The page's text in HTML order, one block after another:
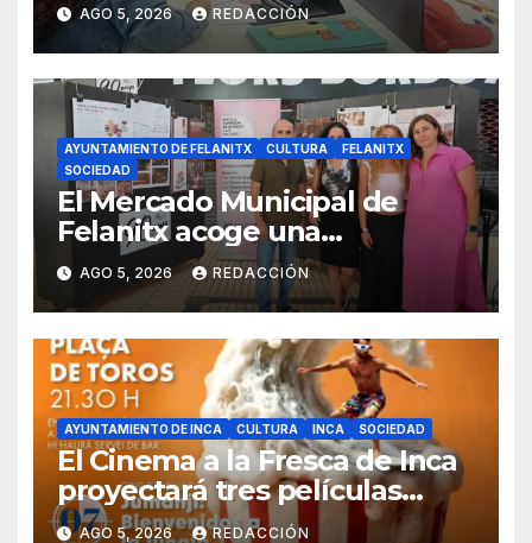
AGO 5, 2026 REDACCIÓN
AYUNTAMIENTO DE FELANITX CULTURA
FELANITX
SOCIEDAD
El Mercado Municipal de
Felanitx acoge una
exposición con propuestas de
diseño de la EASDIB
AGO 5, 2026 REDACCIÓN
AYUNTAMIENTO DE INCA CULTURA INCA SOCIEDAD
El Cinema a la Fresca de Inca
proyectará tres películas
solidarias en la plaza de toros
AGO 5, 2026 REDACCIÓN